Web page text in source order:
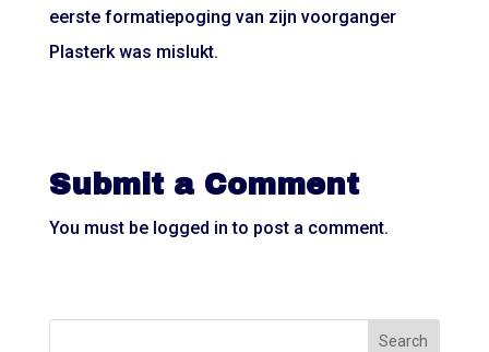
eerste formatiepoging van zijn voorganger
Plasterk was mislukt.
Submit a Comment
You must be logged in to post a comment.